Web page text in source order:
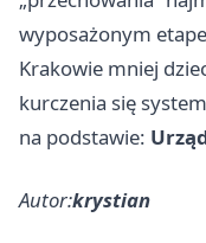
wyposażonym
Krakowie mniej
kurczenia się
na podstawie:
Autor:krystian